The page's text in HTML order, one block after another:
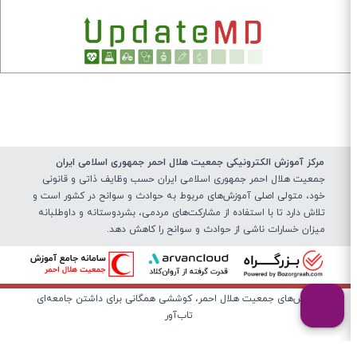
مرکز آموزش الکترونیکی جمعیت هلال احمر جمهوری اسلامی ایران
جمعیت هلال احمر جمهوری اسلامی ایران حسب وظایف ذاتی و قانونی
خود، متولی اصلی آموزش‌های مربوط به حوادث و سوانح در کشور است و
تلاش دارد تا با استفاده از مشارکت‌های مردمی، بشردوستانه و داوطلبانه
میزان خسارات ناشی از حوادث و سوانح را کاهش دهد.
آموزش‌های جمعیت هلال احمر، کوششی همگانی برای داشتن جامعه‌ای
تاب‌آور